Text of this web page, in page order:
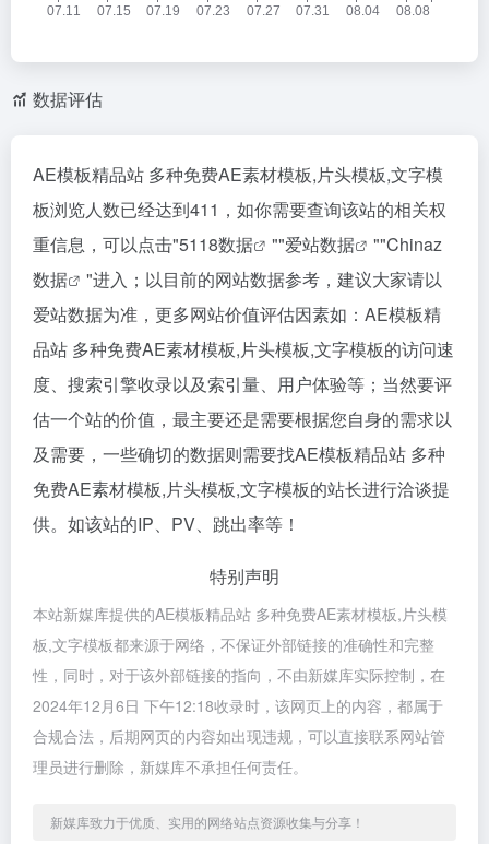
数据评估
AE模板精品站 多种免费AE素材模板,片头模板,文字模
板浏览人数已经达到411，如你需要查询该站的相关权
重信息，可以点击"5118数据 ""爱站数据 ""Chinaz
数据
"进入；以目前的网站数据参考，建议大家请以
爱站数据为准，更多网站价值评估因素如：AE模板精
品站 多种免费AE素材模板,片头模板,文字模板的访问速
度、搜索引擎收录以及索引量、用户体验等；当然要评
估一个站的价值，最主要还是需要根据您自身的需求以
及需要，一些确切的数据则需要找AE模板精品站 多种
免费AE素材模板,片头模板,文字模板的站长进行洽谈提
供。如该站的IP、PV、跳出率等！
特别声明
本站新媒库提供的AE模板精品站 多种免费AE素材模板,片头模
板,文字模板都来源于网络，不保证外部链接的准确性和完整
性，同时，对于该外部链接的指向，不由新媒库实际控制，在
2024年12月6日 下午12:18收录时，该网页上的内容，都属于
合规合法，后期网页的内容如出现违规，可以直接联系网站管
理员进行删除，新媒库不承担任何责任。
新媒库致力于优质、实用的网络站点资源收集与分享！